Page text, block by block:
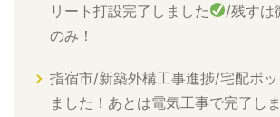
リート打設完了しました
/残すは
のみ！
指宿市/新築外構工事進捗/宅配ボ
ました！あとは電気工事で完了しま